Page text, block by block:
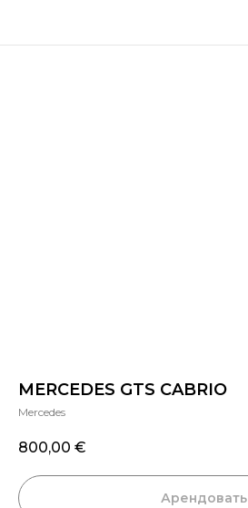
MERCEDES GTS CABRIO
Mercedes
800,00 €
Арендовать